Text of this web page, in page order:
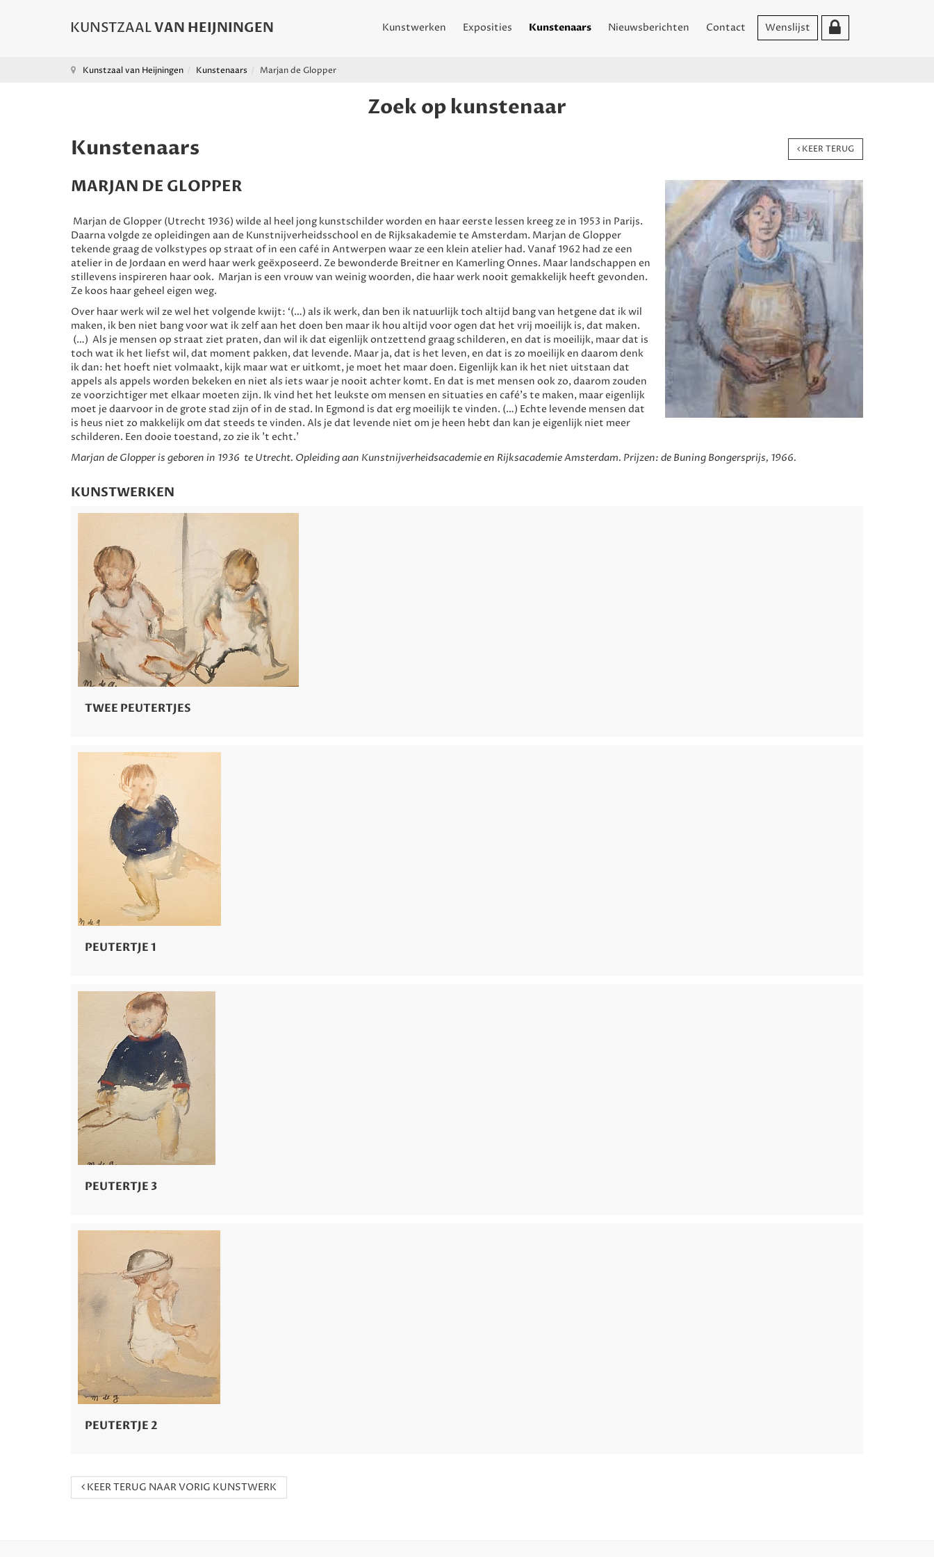
Kunstwerken Exposities Kunstenaars Nieuwsberichten Contact Wenslijst
Kunstzaal van Heijningen Kunstenaars Marjan de Glopper
Zoek op kunstenaar
KEER TERUG
Kunstenaars
MARJAN DE GLOPPER
Marjan de Glopper (Utrecht 1936) wilde al heel jong kunstschilder worden en haar eerste lessen kreeg ze in 1953 in Parijs.
Daarna volgde ze opleidingen aan de Kunstnijverheidsschool en de Rijksakademie te Amsterdam. Marjan de Glopper
tekende graag de volkstypes op straat of in een café in Antwerpen waar ze een klein atelier had. Vanaf 1962 had ze een
atelier in de Jordaan en werd haar werk geëxposeerd. Ze bewonderde Breitner en Kamerling Onnes. Maar landschappen en
stillevens inspireren haar ook. Marjan is een vrouw van weinig woorden, die haar werk nooit gemakkelijk heeft gevonden.
Ze koos haar geheel eigen weg.
Over haar werk wil ze wel het volgende kwijt: ‘(…) als ik werk, dan ben ik natuurlijk toch altijd bang van hetgene dat ik wil
maken, ik ben niet bang voor wat ik zelf aan het doen ben maar ik hou altijd voor ogen dat het vrij moeilijk is, dat maken.
(…) Als je mensen op straat ziet praten, dan wil ik dat eigenlijk ontzettend graag schilderen, en dat is moeilijk, maar dat is
toch wat ik het liefst wil, dat moment pakken, dat levende. Maar ja, dat is het leven, en dat is zo moeilijk en daarom denk
ik dan: het hoeft niet volmaakt, kijk maar wat er uitkomt, je moet het maar doen. Eigenlijk kan ik het niet uitstaan dat
appels als appels worden bekeken en niet als iets waar je nooit achter komt. En dat is met mensen ook zo, daarom zouden
ze voorzichtiger met elkaar moeten zijn. Ik vind het het leukste om mensen en situaties en café's te maken, maar eigenlijk
moet je daarvoor in de grote stad zijn of in de stad. In Egmond is dat erg moeilijk te vinden. (…) Echte levende mensen dat
is heus niet zo makkelijk om dat steeds te vinden. Als je dat levende niet om je heen hebt dan kan je eigenlijk niet meer
schilderen. Een dooie toestand, zo zie ik 't echt.’
Marjan de Glopper is geboren in 1936 te Utrecht. Opleiding aan Kunstnijverheidsacademie en Rijksacademie Amsterdam. Prijzen: de Buning Bongersprijs, 1966.
KUNSTWERKEN
TWEE PEUTERTJES
PEUTERTJE 1
PEUTERTJE 3
PEUTERTJE 2
KEER TERUG NAAR VORIG KUNSTWERK